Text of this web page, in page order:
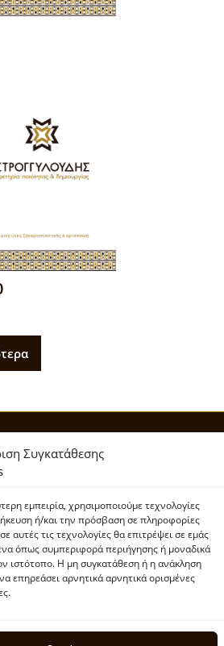
Συγκατάθεσης
εμπειρία, χρησιμοποιούμε τεχνολογίες
ή/και την πρόσβαση σε πληροφορίες
αυτές τις τεχνολογίες θα επιτρέψει σε εμάς
όπως συμπεριφορά περιήγησης ή μοναδικά
ιστότοπο. Η μη συγκατάθεση ή η ανάκληση
επηρεάσει αρνητικά αρνητικά ορισμένες
+30 211 0122 208
112301708000